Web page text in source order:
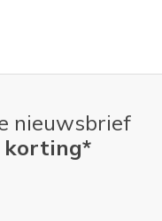
nieuwsbrief
korting*